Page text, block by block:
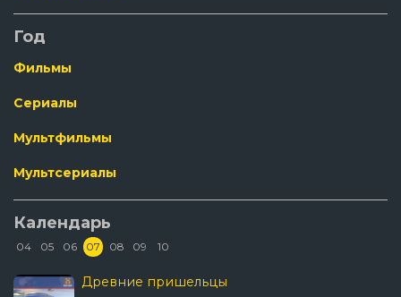
Год
Фильмы
Сериалы
Мультфильмы
Мультсериалы
Календарь
04 05 06 07 08 09 10
Древние пришельцы